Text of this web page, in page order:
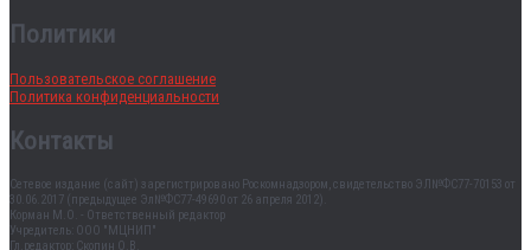
Политики
Пользовательское соглашение
Политика конфиденциальности
Контакты
Сетевое издание (сайт) зарегистрировано Роскомнадзором, свидетельство ЭЛ№ФС77-70153 от
30.06.2017 (предыдущее Эл№ФC77-49690 от 26 апреля 2012).
Корман М.О. - Ответственный редактор
Учредитель: ООО "МЦНИП"
Гл.редактор: Скопин О.В.